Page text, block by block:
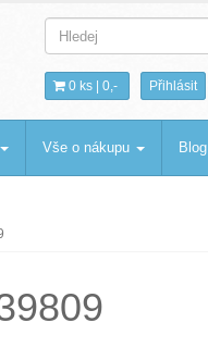
0 ks | 0,- Přihlásit
Vše o nákupu Blog